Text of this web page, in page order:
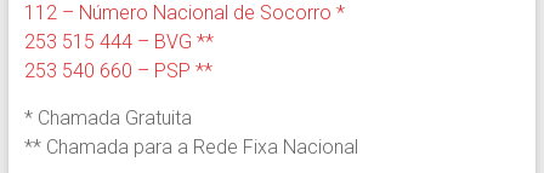
112 – Número Nacional de Socorro *
253 515 444 – BVG **
253 540 660 – PSP **
* Chamada Gratuita
** Chamada para a Rede Fixa Nacional